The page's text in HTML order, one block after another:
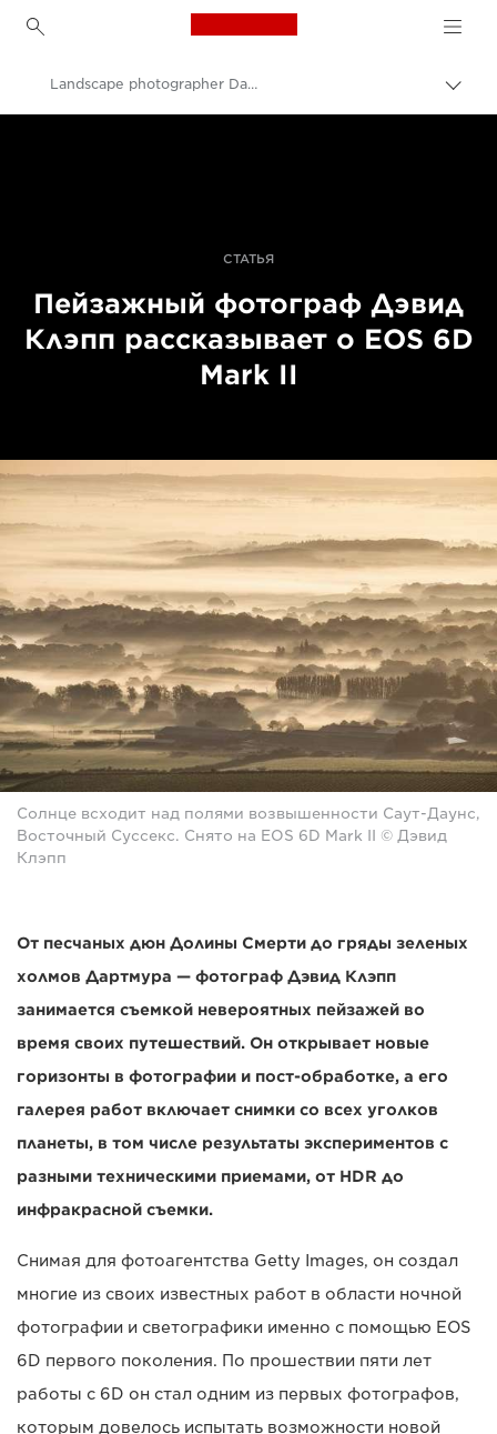
Canon Logo, back to
Landscape photographer David Clapp reviews the EOS 6D Mark II
СТАТЬЯ
Пейзажный фотограф Дэвид
Клэпп рассказывает о EOS 6D
Mark II
Солнце всходит над полями возвышенности Саут-Даунс,
Восточный Суссекс. Снято на EOS 6D Mark II © Дэвид
Клэпп
От песчаных дюн Долины Смерти до гряды зеленых
холмов Дартмура — фотограф Дэвид Клэпп
занимается съемкой невероятных пейзажей во
время своих путешествий. Он открывает новые
горизонты в фотографии и пост-обработке, а его
галерея работ включает снимки со всех уголков
планеты, в том числе результаты экспериментов с
разными техническими приемами, от HDR до
инфракрасной съемки.
Снимая для фотоагентства Getty Images, он создал
многие из своих известных работ в области ночной
фотографии и светографики именно с помощью EOS
6D первого поколения. По прошествии пяти лет
работы с 6D он стал одним из первых фотографов,
которым довелось испытать возможности новой